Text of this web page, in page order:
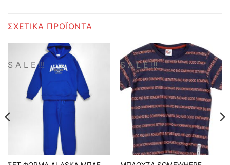
ΣΧΕΤΙΚΆ ΠΡΟΪΌΝΤΑ
S A L E !!! S A L E !!!